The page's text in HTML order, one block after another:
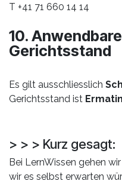
T +41 71 660 14 14
10.
Gerichtsstand
Es gilt ausschliesslich
Gerichtsstand ist
> > > Kurz gesagt:
Bei LernWissen gehen
wir es selbst erwarten